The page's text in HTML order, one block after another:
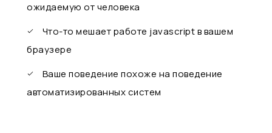
ожидаемую от человека
Что-то мешает работе javascript в вашем
браузере
Ваше поведение похоже на поведение
автоматизированных систем